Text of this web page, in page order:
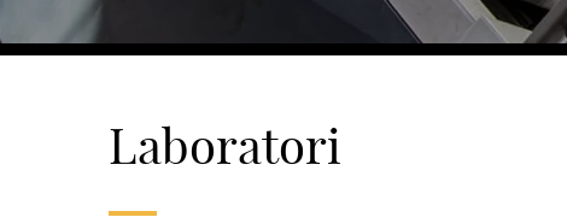
Laboratori